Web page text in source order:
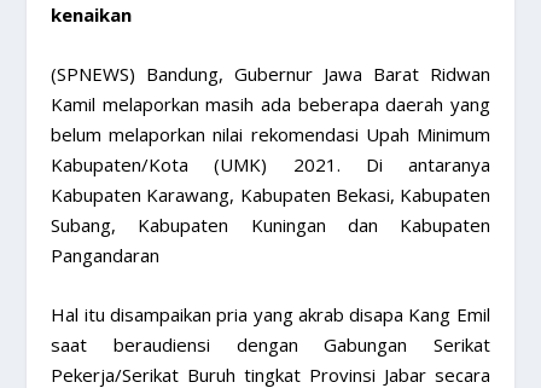
kenaikan
(SPNEWS) Bandung, Gubernur Jawa Barat Ridwan
Kamil melaporkan masih ada beberapa daerah yang
belum melaporkan nilai rekomendasi Upah Minimum
Kabupaten/Kota (UMK) 2021. Di antaranya
Kabupaten Karawang, Kabupaten Bekasi, Kabupaten
Subang, Kabupaten Kuningan dan Kabupaten
Pangandaran
Hal itu disampaikan pria yang akrab disapa Kang Emil
saat beraudiensi dengan Gabungan Serikat
Pekerja/Serikat Buruh tingkat Provinsi Jabar secara